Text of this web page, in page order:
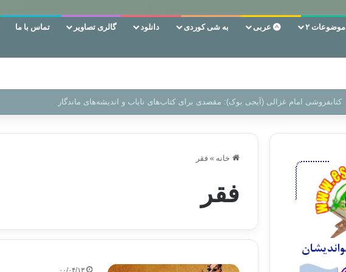
موضوعات ۲ عربی به شی کوردی دانلود گالری تصاویر تماس با ما
سر دفتر فساد در زمین‌، دوری وکناره‌گیری از راه خداست‌!
خانه » فقر
فقر
۰۰/۰۴/۱۳